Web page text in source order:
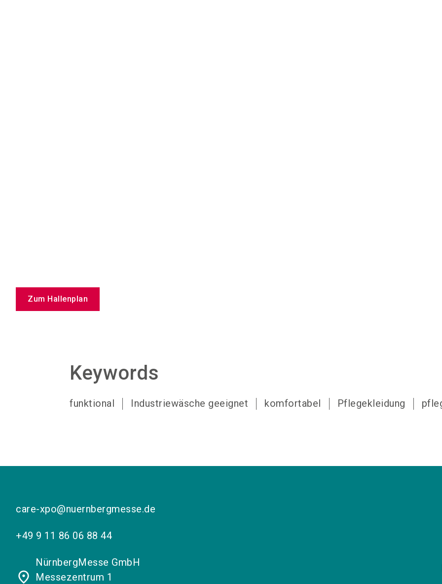
Zum Hallenplan
Keywords
funktional Industriewäsche geeignet komfortabel Pflegekleidung
care-xpo@nuernbergmesse.de
+49 9 11 86 06 88 44
place
NürnbergMesse GmbH
Messezentrum 1